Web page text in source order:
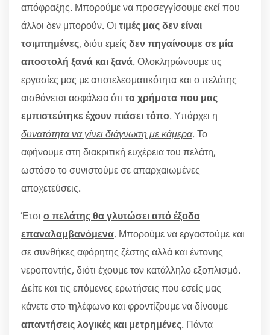
απόφραξης. Μπορούμε να προσεγγίσουμε εκεί που
άλλοι δεν μπορούν. Οι τιμές μας δεν είναι
τσιμπημένες, διότι εμείς δεν πηγαίνουμε σε μία
αποστολή ξανά και ξανά. Ολοκληρώνουμε τις
εργασίες μας με αποτελεσματικότητα και ο πελάτης
αισθάνεται ασφάλεια ότι τα χρήματα που μας
εμπιστεύτηκε έχουν πιάσει τόπο. Υπάρχει η
δυνατότητα να γίνει διάγνωση με κάμερα. Το
αφήνουμε στη διακριτική ευχέρεια του πελάτη,
ωστόσο το συνιστούμε σε απαρχαιωμένες
αποχετεύσεις.
Έτσι ο πελάτης θα γλυτώσει από έξοδα
επαναλαμβανόμενα. Μπορούμε να εργαστούμε και
σε συνθήκες αφόρητης ζέστης αλλά και έντονης
νεροποντής, διότι έχουμε τον κατάλληλο εξοπλισμό.
Δείτε και τις επόμενες ερωτήσεις που εσείς μας
κάνετε στο τηλέφωνο και φροντίζουμε να δίνουμε
απαντήσεις λογικές και μετρημένες. Πάντα